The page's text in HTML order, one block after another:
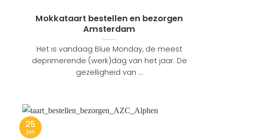
Mokkataart bestellen en bezorgen
Amsterdam
Het is vandaag Blue Monday, de meest
deprimerende (werk)dag van het jaar. De
gezelligheid van ...
25
jun